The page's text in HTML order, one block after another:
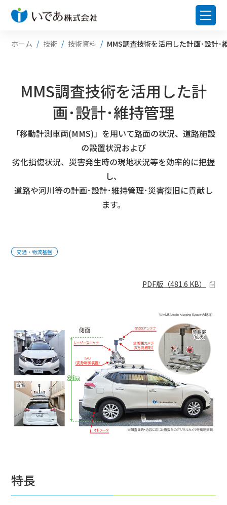
ホーム 技術 技術資料 MMS調査技術を活用した計画･設計･
MMS調査技術を活用した計
画･設計･維持管理
「移動計測車両(MMS)」を用いて路面の状況、道路施設
の設置状況および
劣化損傷状況、災害発生時の現地状況等を効率的に把握
し、
道路や河川等の計画･設計･維持管理･災害復旧に貢献し
ます。
交通・物流基盤
PDF版（481.6 KB）
特長